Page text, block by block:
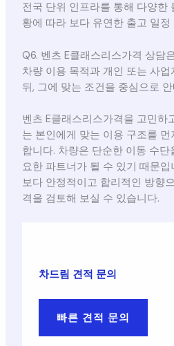
전국 단위 인프라를 통해 다양한
황에 따라 보다 유연한 출고 일
Q6. 벤츠 E클래스리스가격 상담
차량 이용 목적과 개인 또는 사
뒤, 그에 맞는 조건을 중심으로
벤츠 E클래스리스가격을 고민하
는 본인에게 맞는 이용 구조를
합니다. 차량은 단순한 이동 수
요한 파트너가 될 수 있기 때문
보다 안정적이고 합리적인 방향
격을 검토해 보실 수 있습니다.
차드림 견적 문의
빠른 견적 문의